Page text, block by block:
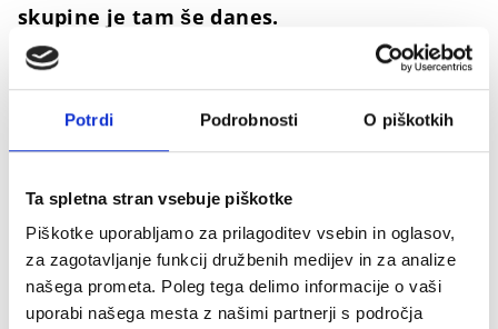
Potrdi Podrobnosti O piškotkih
Ta spletna stran vsebuje piškotke
Piškotke uporabljamo za prilagoditev vsebin in oglasov,
za zagotavljanje funkcij družbenih medijev in za analize
našega prometa. Poleg tega delimo informacije o vaši
uporabi našega mesta z našimi partnerji s področja
skupine je tam še danes.
Družba
je trenutno aktivna
z več kot 4.700 podružnicami v 36 državah in
zaposluje okoli 49.900 ljudi po vsem svetu.